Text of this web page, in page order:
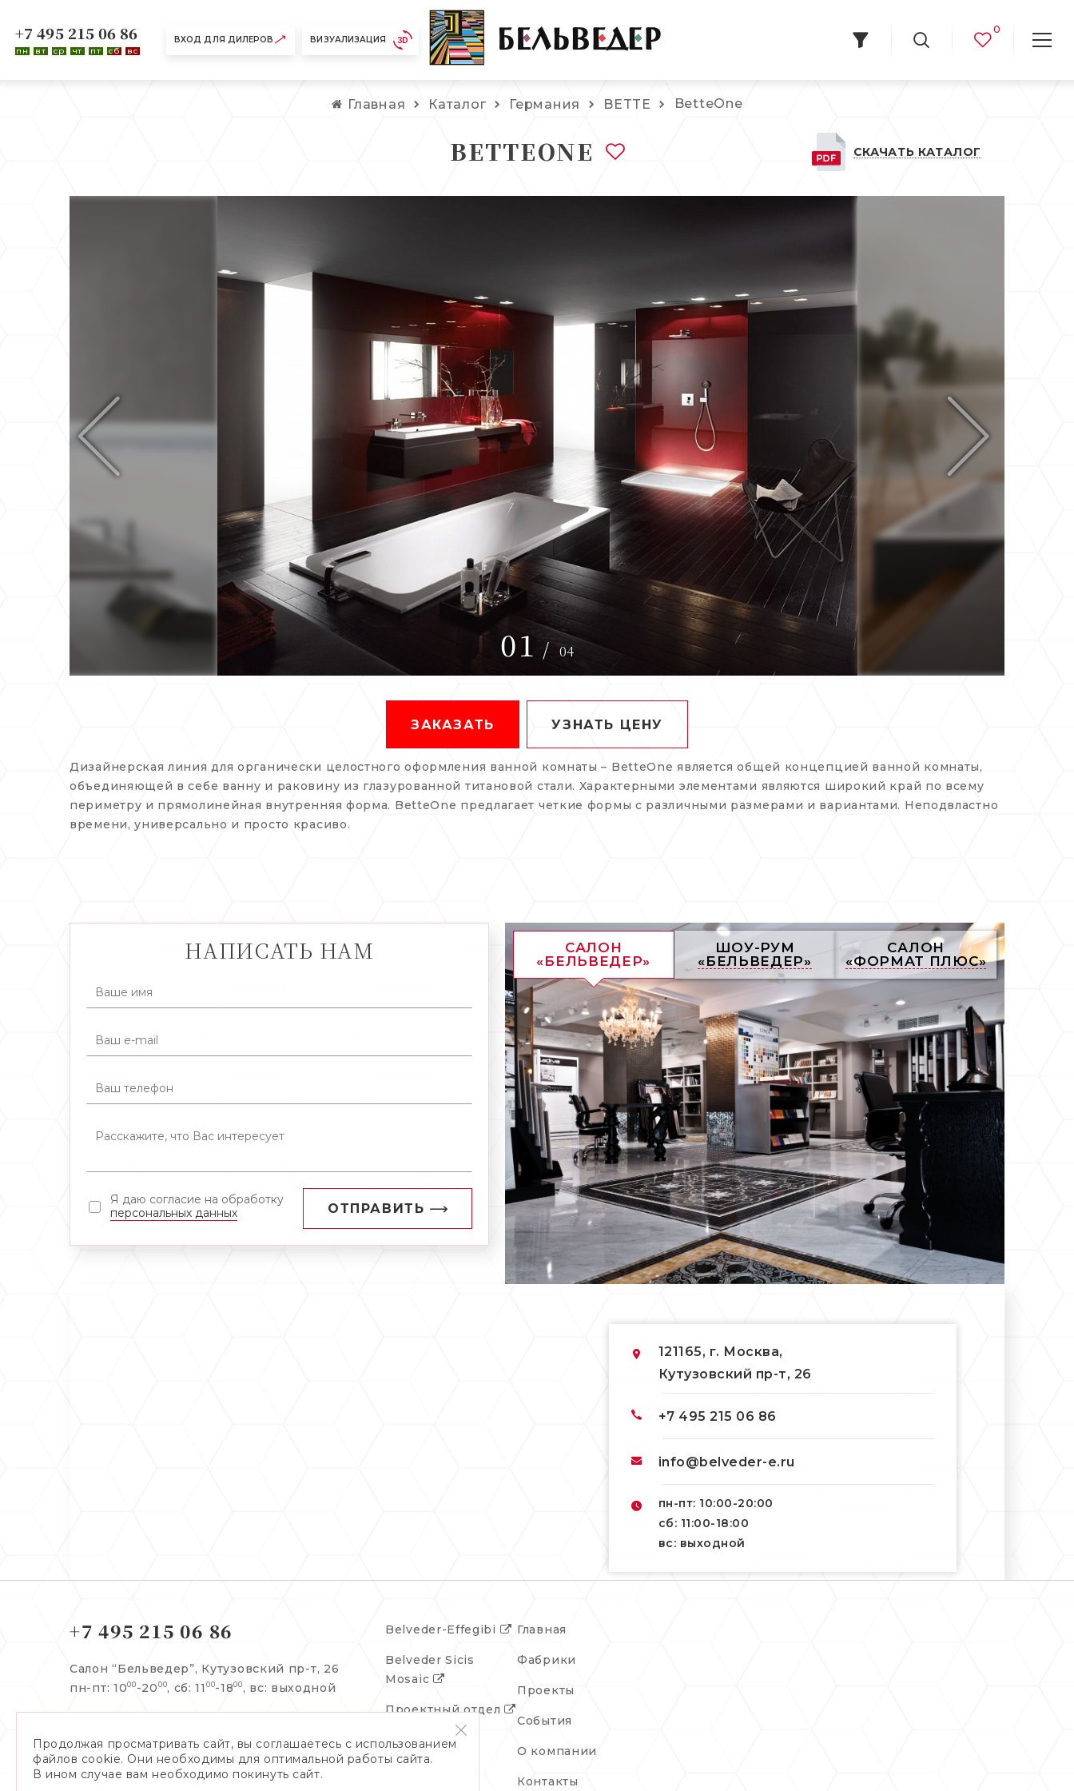
ВХОД ДЛЯ ДИЛЕРОВ ВИЗУАЛИЗАЦИЯ
+7 495 215 06 86
пн вт ср чт пт сб вс
0
Главная Каталог Германия BETTE BetteOne
BETTEONE СКАЧАТЬ КАТАЛОГ
01 / 04
ЗАКАЗАТЬ УЗНАТЬ ЦЕНУ
Дизайнерская линия для органически целостного оформления ванной комнаты – BetteOne является общей концепцией ванной комнаты,
объединяющей в себе ванну и раковину из глазурованной титановой стали. Характерными элементами являются широкий край по всему
периметру и прямолинейная внутренняя форма. BetteOne предлагает четкие формы с различными размерами и вариантами. Неподвластно
времени, универсально и просто красиво.
НАПИСАТЬ НАМ
Я даю согласие на обработку
персональных данных
ОТПРАВИТЬ
САЛОН
«БЕЛЬВЕДЕР»
ШОУ-РУМ
«БЕЛЬВЕДЕР»
САЛОН
«ФОРМАТ ПЛЮС»
121165, г. Москва,
Кутузовский пр-т, 26
+7 495 215 06 86
info@belveder-e.ru
пн-пт: 10:00-20:00
сб: 11:00-18:00
вс: выходной
+7 495 215 06 86
Салон “Бельведер”, Кутузовский пр-т, 26
пн-пт: 1000 -20 00, сб: 11 00-1800 , вс: выходной
Главная
Фабрики
Проекты
События
О компании
Контакты
Belveder-Effegibi
Belveder Sicis
Mosaic
Проектный отдел
Продолжая просматривать сайт, вы соглашаетесь с использованием
файлов cookie. Они необходимы для оптимальной работы сайта.
В ином случае вам необходимо покинуть сайт.